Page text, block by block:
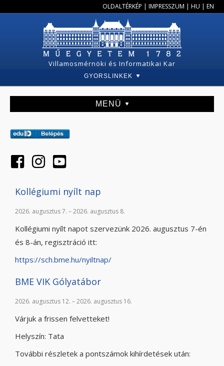
OLDALTÉRKÉP | IMPRESSZUM | HU | EN
Villamosmérnöki és Informatikai Kar
GYORSLINKEK
MENÜ
Kollégiumi nyílt nap
2026. augusztus 7. – 2026. augusztus 8.
Kollégiumi nyílt napot szervezünk 2026. augusztus 7-én
és 8-án, regisztráció itt:
https://sch.bme.hu/nyiltnap/
BME VIK Gólyatábor
2026. augusztus 12. – 2026. augusztus 16.
Várjuk a frissen felvetteket!
Helyszín: Tata
További részletek a pontszámok kihírdetések után: